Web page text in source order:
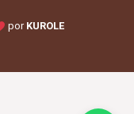
por KUROLE